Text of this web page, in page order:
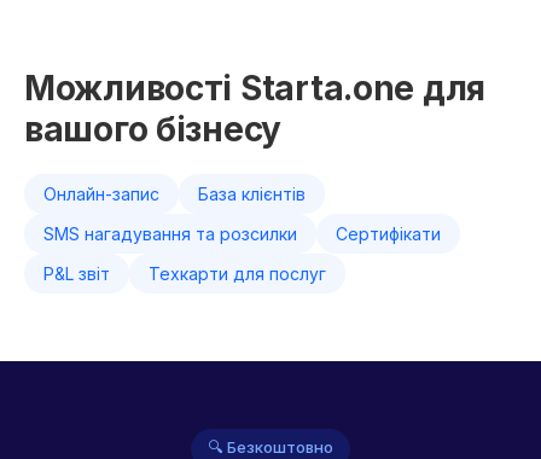
Можливості Starta.one для
вашого бізнесу
Онлайн-запис
База клієнтів
SMS нагадування та розсилки
Сертифікати
P&L звіт
Техкарти для послуг
🔍 Безкоштовно